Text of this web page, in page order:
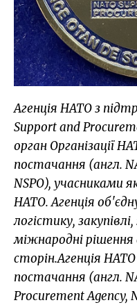
Агенція НАТО з
Support and
орган Організації
постачання (англ.
NSPO), учасниками
НАТО. Агенція
логістику,
міжнародні рішення
сторін.Агенція
постачання (англ.
Procurement Agency,